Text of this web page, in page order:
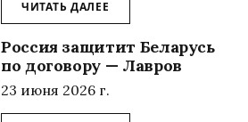
ЧИТАТЬ ДАЛЕЕ
Россия защитит Беларусь
по договору — Лавров
23 июня 2026 г.